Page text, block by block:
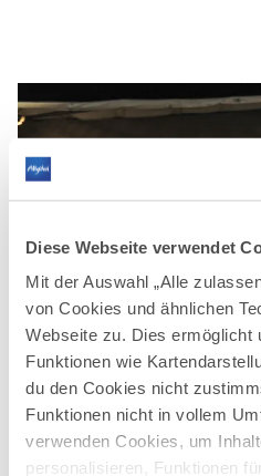
Diese Webseite verwendet
Mit der Auswahl „Alle
von Cookies und ähnlichen
Webseite zu. Dies ermöglicht
Funktionen wie
du den Cookies nicht
Funktionen nicht in vollem
verwenden Cookies, um
personalisieren, Funktionen
©